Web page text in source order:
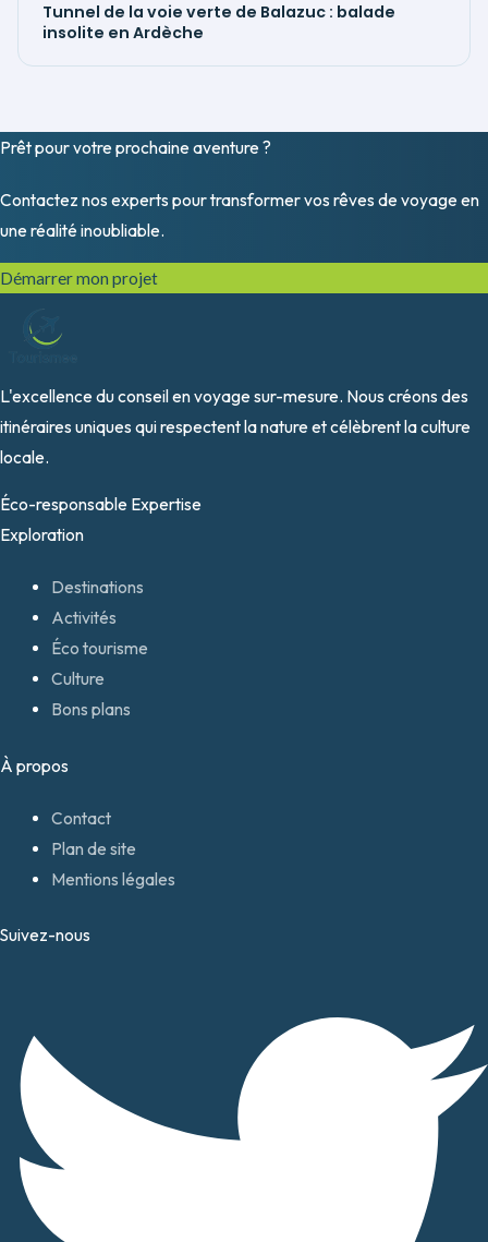
Tunnel de la voie verte de Balazuc : balade
insolite en Ardèche
Prêt pour votre prochaine aventure ?
Contactez nos experts pour transformer vos rêves de voyage en
une réalité inoubliable.
Démarrer mon projet
L'excellence du conseil en voyage sur-mesure. Nous créons des
itinéraires uniques qui respectent la nature et célèbrent la culture
locale.
Éco-responsable Expertise
Exploration
Destinations
Activités
Éco tourisme
Culture
Bons plans
À propos
Contact
Plan de site
Mentions légales
Suivez-nous